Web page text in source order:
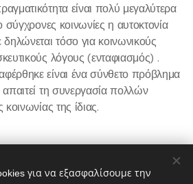
είναι πολύ μεγαλύτερα
σύγχρονες κοινωνίες η αυτοκτονία
τόσο για κοινωνικούς
λόγους (ενταφιασμός) .
είναι ένα σύνθετο πρόβλημα
απαιτεί τη συνεργασία πολλών
της ίδιας.
για να εξασφαλίσουμε την